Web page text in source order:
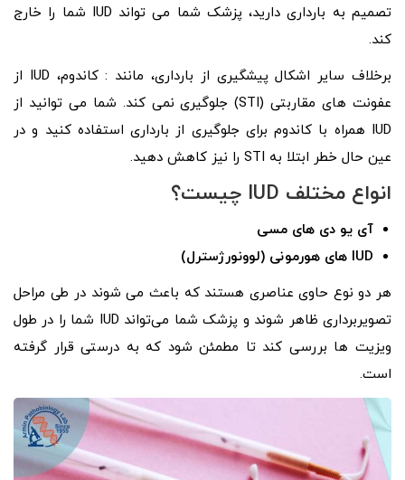
تصمیم به بارداری دارید، پزشک شما می تواند IUD شما را خارج
کند.
برخلاف سایر اشکال پیشگیری از بارداری، مانند : کاندوم، IUD از
عفونت های مقاربتی (STI) جلوگیری نمی کند. شما می توانید از
IUD همراه با کاندوم برای جلوگیری از بارداری استفاده کنید و در
عین حال خطر ابتلا به STI را نیز کاهش دهید.
انواع مختلف IUD چیست؟
آی یو دی های مسی
IUD های هورمونی (لوونورژسترل)
هر دو نوع حاوی عناصری هستند که باعث می شوند در طی مراحل
تصویربرداری ظاهر شوند و پزشک شما می‌تواند IUD شما را در طول
ویزیت ها بررسی کند تا مطمئن شود که به درستی قرار گرفته
است.